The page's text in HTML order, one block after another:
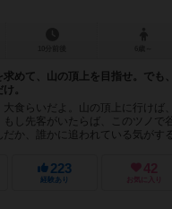
求めて、山の頂上を目指せ。でも
。
食らいだよ。山の頂上に行けば
もし先客がいたらば、このツノで
だか、誰かに追われている気がす
223
経験あり
42
お気に入り